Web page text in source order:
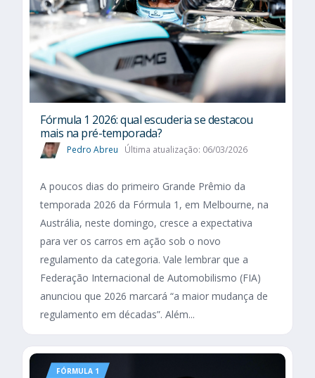
Fórmula 1 2026: qual escuderia se destacou
mais na pré-temporada?
Pedro Abreu Última atualização: 06/03/2026
A poucos dias do primeiro Grande Prêmio da
temporada 2026 da Fórmula 1, em Melbourne, na
Austrália, neste domingo, cresce a expectativa
para ver os carros em ação sob o novo
regulamento da categoria. Vale lembrar que a
Federação Internacional de Automobilismo (FIA)
anunciou que 2026 marcará “a maior mudança de
regulamento em décadas”. Além...
FÓRMULA 1